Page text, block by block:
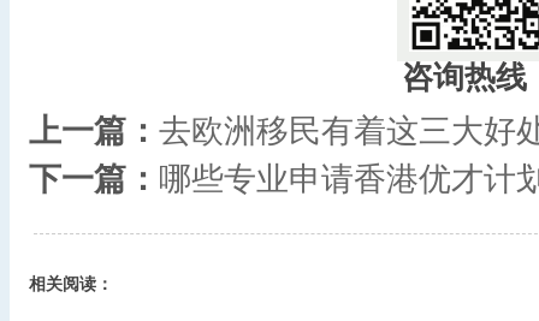
咨询热线
上一篇： 去欧洲移民有着这三大好
下一篇： 哪些专业申请香港优才计
相关阅读：